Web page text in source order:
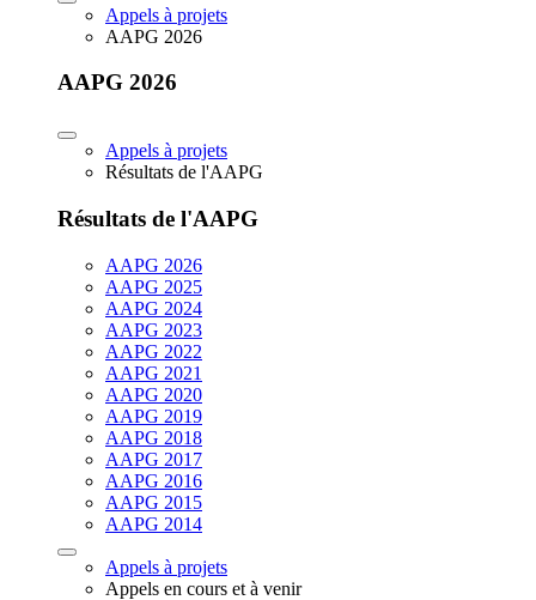
Appels à projets
AAPG 2026
AAPG 2026
Appels à projets
Résultats de l'AAPG
Résultats de l'AAPG
AAPG 2026
AAPG 2025
AAPG 2024
AAPG 2023
AAPG 2022
AAPG 2021
AAPG 2020
AAPG 2019
AAPG 2018
AAPG 2017
AAPG 2016
AAPG 2015
AAPG 2014
Appels à projets
Appels en cours et à venir